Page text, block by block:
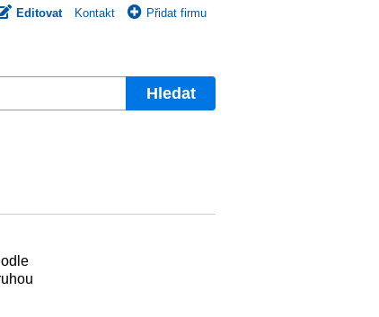
Editovat Kontakt Přidat firmu
Hledat